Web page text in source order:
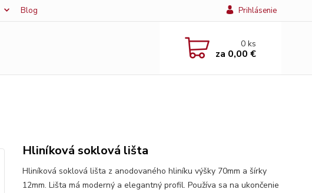
Blog Prihlásenie
0ks
za 0,00 €
Hliníková soklová lišta
Hliníková soklová lišta z anodovaného hliníku výšky 70mm a šírky
12mm. Lišta má moderný a elegantný profil. Používa sa na ukončenie